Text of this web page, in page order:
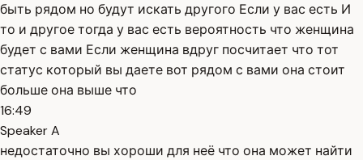
быть рядом но будут искать другого Если у вас есть И
то и другое тогда у вас есть вероятность что женщина
будет с вами Если женщина вдруг посчитает что тот
статус который вы даете вот рядом с вами она стоит
больше она выше что
16:49
Speaker A
недостаточно вы хороши для неё что она может найти